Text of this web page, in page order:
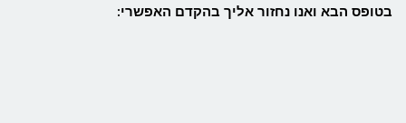
בטופס הבא ואנו נחזור אליך בהקדם האפשרי: